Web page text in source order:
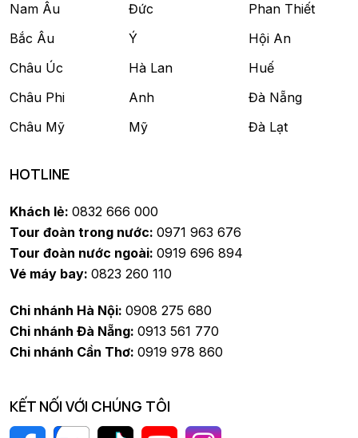
Nam Âu
Bắc Âu
Châu Úc
Châu Phi
Châu Mỹ
Đức
Ý
Hà Lan
Anh
Mỹ
Phan Thiết
Hội An
Huế
Đà Nẵng
Đà Lạt
HOTLINE
Khách lẻ: 0832 666 000
Tour đoàn trong nước: 0971 963 676
Tour đoàn nước ngoài: 0919 696 894
Vé máy bay: 0823 260 110
Chi nhánh Hà Nội: 0908 275 680
Chi nhánh Đà Nẵng: 0913 561 770
Chi nhánh Cần Thơ: 0919 978 860
KẾT NỐI VỚI CHÚNG TÔI